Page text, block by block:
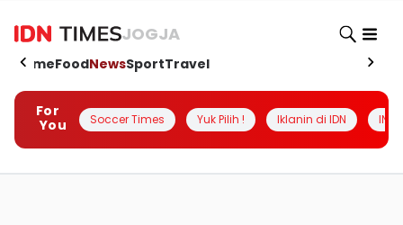
JOGJA
HomeFoodNewsSportTravel
For
You
Soccer Times Yuk Pilih ! Iklanin di IDN